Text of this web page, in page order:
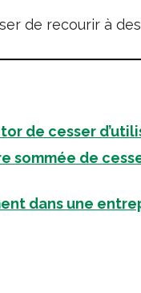
de recourir à
de cesser
sommée de
dans une